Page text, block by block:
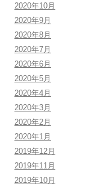
2020年10月
2020年9月
2020年8月
2020年7月
2020年6月
2020年5月
2020年4月
2020年3月
2020年2月
2020年1月
2019年12月
2019年11月
2019年10月